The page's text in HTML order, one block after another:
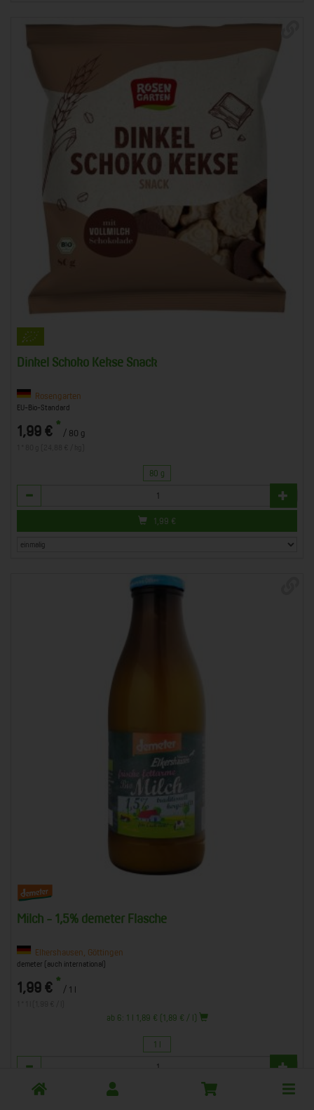
Dinkel Schoko Kekse Snack
Rosengarten
EU-Bio-Standard
1,99 € * / 80 g
80 g
Anzahl
1,99 €
Milch - 1,5% demeter Flasche
Elkershausen, Göttingen
demeter (auch international)
1,99 € * / 1 l
ab 6: 1 l 1,89 € (1,89 € / l)
1 l
Anzahl
Toggle